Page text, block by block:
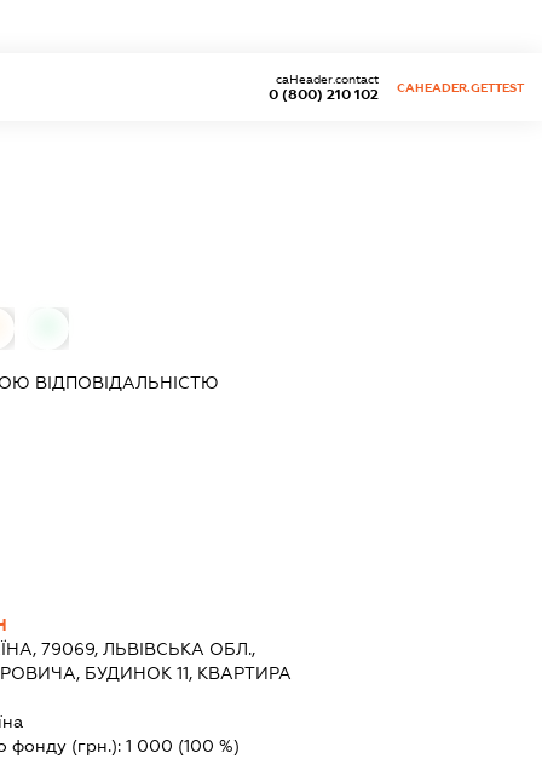
0 (800) 210 102
caHeader.contact
CAHEADER.GETTEST
ВІДПОВІДАЛЬНІСТЮ
79069, ЛЬВІВСЬКА ОБЛ.,
БУДИНОК 11, КВАРТИРА
фонду (грн.): 1 000 (100 %)